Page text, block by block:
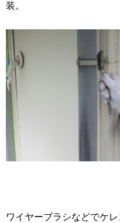
装。
ワイヤーブラシなどでケ